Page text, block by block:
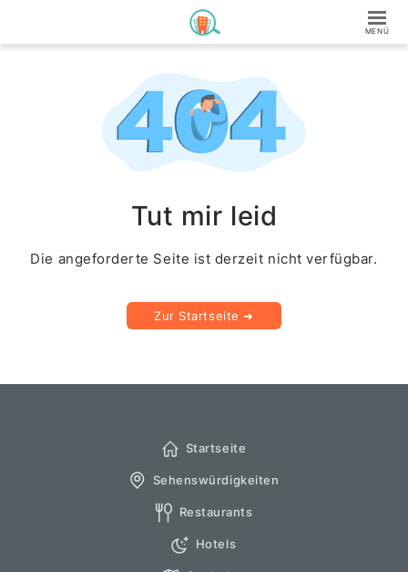
Tut mir leid
Die angeforderte Seite ist derzeit nicht verfügbar.
Zur Startseite ➜
Startseite
Sehenswürdigkeiten
Restaurants
Hotels